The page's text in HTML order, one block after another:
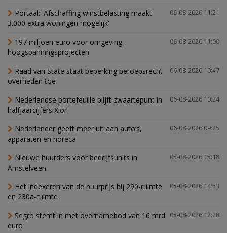
06-08-2026 11:21
Portaal: 'Afschaffing winstbelasting maakt
3.000 extra woningen mogelijk'
06-08-2026 11:00
197 miljoen euro voor omgeving
hoogspanningsprojecten
06-08-2026 10:47
Raad van State staat beperking beroepsrecht
overheden toe
06-08-2026 10:24
Nederlandse portefeuille blijft zwaartepunt in
halfjaarcijfers Xior
06-08-2026 09:25
Nederlander geeft meer uit aan auto’s,
apparaten en horeca
05-08-2026 15:18
Nieuwe huurders voor bedrijfsunits in
Amstelveen
05-08-2026 14:53
Het indexeren van de huurprijs bij 290-ruimte
en 230a-ruimte
05-08-2026 12:28
Segro stemt in met overnamebod van 16 mrd
euro